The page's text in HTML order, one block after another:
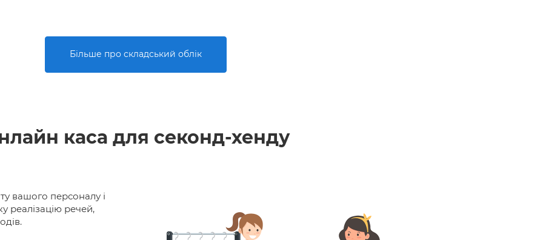
Більше про складський облік
каса для секонд-хенду
вашого персоналу і
реалізацію речей,